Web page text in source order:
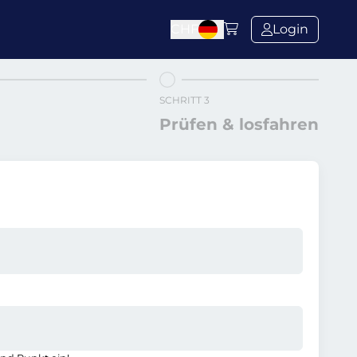
Login
SCHRITT 3
Prüfen & losfahren